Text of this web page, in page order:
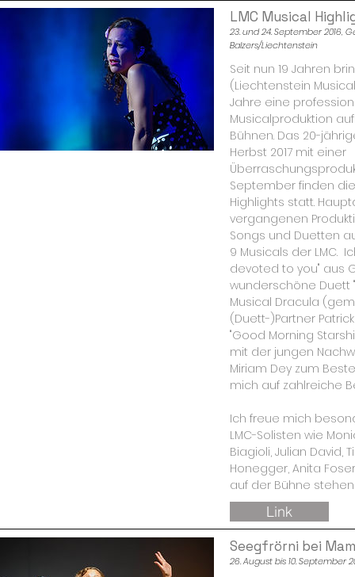
LMC Musical
23. und 24. September 2016,
Balzers/Liechtenstein
Seit nun 19 Jahren
(Liechtenstein
Jahre eine
Musicalproduktion
Bühnen. Das 20-
Herbst 2017 mit einer
September finden die
Highlights statt.
vergangenen
Songs und Duetten
9 Musicals der LMC.
devoted to you" aus
wunderschöne Duett
Musical Dracula
(Duett-)Partner
"Good Morning
mit der jungen
Miriam Dey zum
mich auf zahlreiche
Ich freue mich
LMC-Solisten wie
Biagioli, Julian David,
Honegger, Anita
auf der Bühne
Link
Seegfrörni bei
26. August bis 10. September